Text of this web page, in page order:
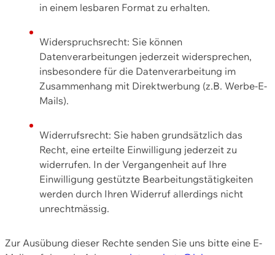
in einem lesbaren Format zu erhalten.
Widerspruchsrecht: Sie können
Datenverarbeitungen jederzeit widersprechen,
insbesondere für die Datenverarbeitung im
Zusammenhang mit Direktwerbung (z.B. Werbe-E-
Mails).
Widerrufsrecht: Sie haben grundsätzlich das
Recht, eine erteilte Einwilligung jederzeit zu
widerrufen. In der Vergangenheit auf Ihre
Einwilligung gestützte Bearbeitungstätigkeiten
werden durch Ihren Widerruf allerdings nicht
unrechtmässig.
Zur Ausübung dieser Rechte senden Sie uns bitte eine E-